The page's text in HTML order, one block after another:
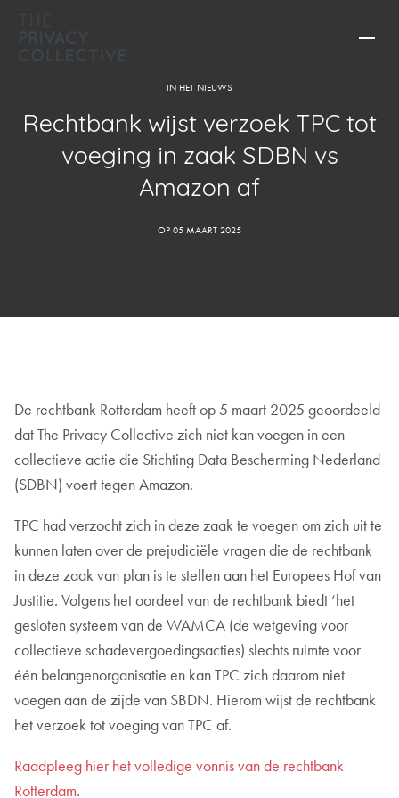
IN HET NIEUWS
Rechtbank wijst verzoek TPC tot
voeging in zaak SDBN vs
Amazon af
OP 05 MAART 2025
De rechtbank Rotterdam heeft op 5 maart 2025 geoordeeld
dat The Privacy Collective zich niet kan voegen in een
collectieve actie die Stichting Data Bescherming Nederland
(SDBN) voert tegen Amazon.
TPC had verzocht zich in deze zaak te voegen om zich uit te
kunnen laten over de prejudiciële vragen die de rechtbank
in deze zaak van plan is te stellen aan het Europees Hof van
Justitie. Volgens het oordeel van de rechtbank biedt ‘het
gesloten systeem van de WAMCA (de wetgeving voor
collectieve schadevergoedingsacties) slechts ruimte voor
één belangenorganisatie en kan TPC zich daarom niet
voegen aan de zijde van SBDN. Hierom wijst de rechtbank
het verzoek tot voeging van TPC af.
Raadpleeg hier het volledige vonnis van de rechtbank
Rotterdam.